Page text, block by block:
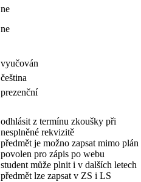
ne
ne
vyučován
čeština
prezenční
odhlásit z termínu zkoušky při
nesplněné rekvizitě
předmět je možno zapsat mimo plán
povolen pro zápis po webu
student může plnit i v dalších letech
předmět lze zapsat v ZS i LS